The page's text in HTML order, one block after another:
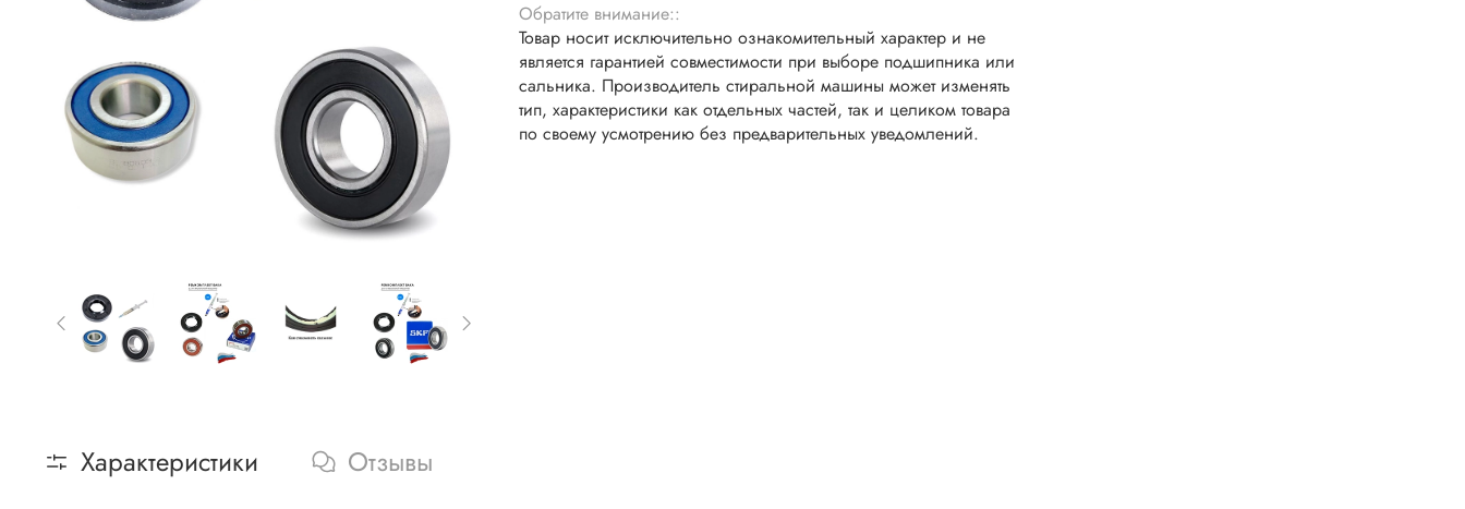
Обратите внимание::
Товар носит исключительно ознакомительный характер и не
является гарантией совместимости при выборе подшипника или
сальника. Производитель стиральной машины может изменять
тип, характеристики как отдельных частей, так и целиком товара
по своему усмотрению без предварительных уведомлений.
Характеристики Отзывы